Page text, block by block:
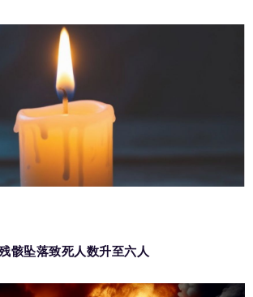
骸坠落致死人数升至六人